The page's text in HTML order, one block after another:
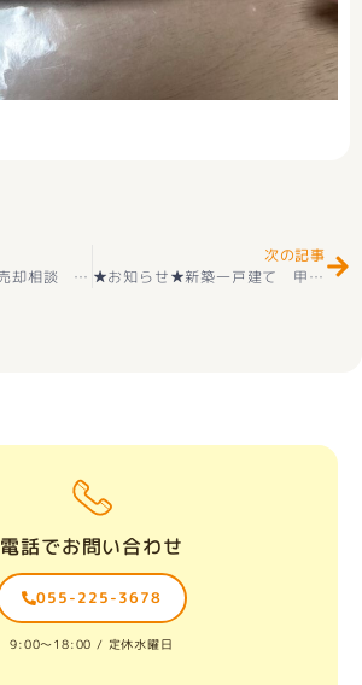
甲斐市富竹新田 売却相談 ありがとうございました(^^♪
次の記事
★お知らせ★新築一戸建て 甲府市上今井町 第３ 2階建 ４ＬＤＫ 全２棟 2階建 耐震等級3取得 ＋住宅性能評価付 オール電化
電話でお問い合わせ
055-225-3678
9:00〜18:00 / 定休水曜日